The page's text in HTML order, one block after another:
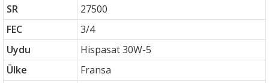
SR
27500
FEC
3/4
Uydu
Hispasat 30W-5
Ülke
Fransa